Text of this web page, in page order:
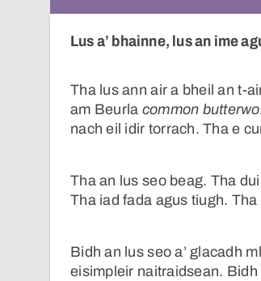
Lus a’ bhainne, lus an ime
Tha lus ann air a bheil an t-
am Beurla common
nach eil idir torrach. Tha e
Tha an lus seo beag. Tha
Tha iad fada agus tiugh.
Bidh an lus seo a’ glacadh
eisimpleir naitraidsean. Bidh